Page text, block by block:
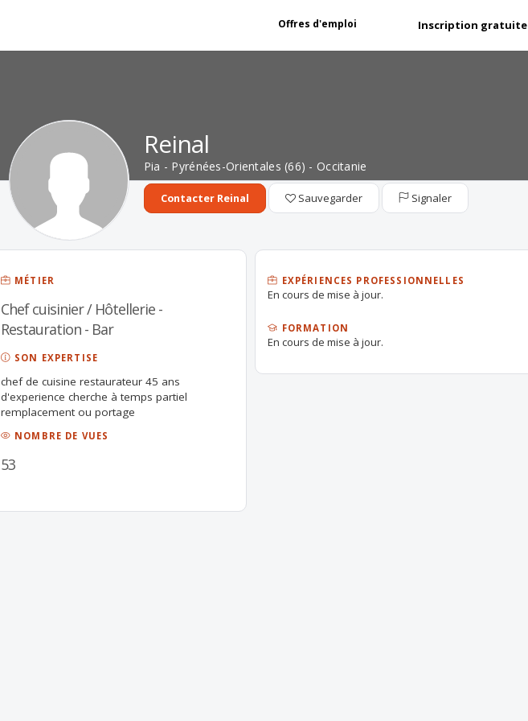
Offres d'emploi Inscription gratuite
Reinal
Pia - Pyrénées-Orientales (66) - Occitanie
Contacter Reinal Sauvegarder Signaler
MÉTIER
Chef cuisinier / Hôtellerie -
Restauration - Bar
SON EXPERTISE
chef de cuisine restaurateur 45 ans
d'experience cherche à temps partiel
remplacement ou portage
NOMBRE DE VUES
53
EXPÉRIENCES PROFESSIONNELLES
En cours de mise à jour.
FORMATION
En cours de mise à jour.